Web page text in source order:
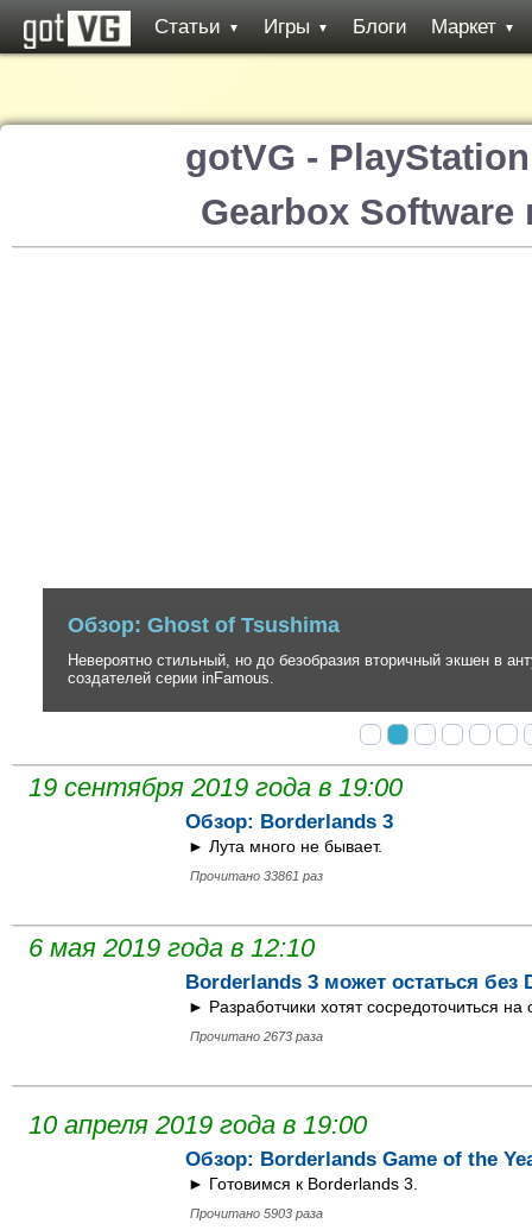
Статьи ▼ Игры ▼ Блоги Маркет ▼
gotVG -
Gearbox Software
Обзор: Ghost of Tsushima
Невероятно стильный, но до безобразия вторичный экшен в
создателей серии inFamous.
19 сентября 2019 года в 19:00
Обзор: Borderlands 3
► Лута много не бывает.
Прочитано 33861 раз
6 мая 2019 года в 12:10
Borderlands 3 может остаться без
► Разработчики хотят сосредоточиться на
Прочитано 2673 раза
10 апреля 2019 года в 19:00
Обзор: Borderlands Game of the
► Готовимся к Borderlands 3.
Прочитано 5903 раза